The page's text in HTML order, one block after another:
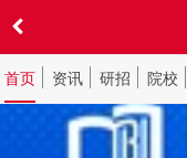
首页 资讯 研招 院校